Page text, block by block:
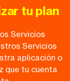
tu plan
Servicios
Servicios
aplicación o
que tu cuenta